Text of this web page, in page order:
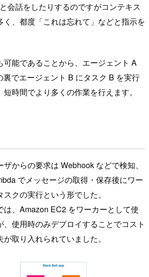
会話をしたりするのですがコンテキス
く、都度「これは忘れて」などと指示を
可能であることから、エージェント A
裏でエージェント B にタスク B を実行
時間でより多くの作業を行えます。
からの要求は Webhook などで検知、
でメッセージの取得・保存後にワー
クの実行という形でした。
は、Amazon EC2 をワーカーとして使
、使用時のみデプロイすることでコスト
取り入れられていました。